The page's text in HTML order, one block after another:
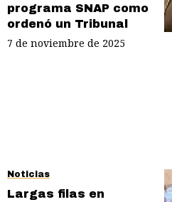
programa SNAP como
ordenó un Tribunal
7 de noviembre de 2025
Noticias
Largas filas en